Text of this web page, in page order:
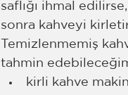
saflığı ihmal
sonra kahveyi
Temizlenmemiş
tahmin
kirli kahve